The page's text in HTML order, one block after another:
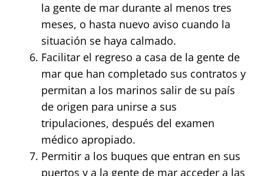
la gente de mar durante al menos tres
meses, o hasta nuevo aviso cuando la
situación se haya calmado.
Facilitar el regreso a casa de la gente de
mar que han completado sus contratos y
permitan a los marinos salir de su país
de origen para unirse a sus
tripulaciones, después del examen
médico apropiado.
Permitir a los buques que entran en sus
puertos y a la gente de mar acceder a las